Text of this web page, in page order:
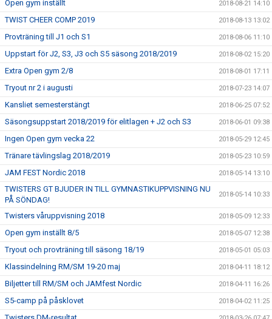
Open gym inställt 2018-08-21 14:10
TWIST CHEER COMP 2019 2018-08-13 13:02
Provträning till J1 och S1 2018-08-06 11:10
Uppstart för J2, S3, J3 och S5 säsong 2018/2019 2018-08-02 15:20
Extra Open gym 2/8 2018-08-01 17:11
Tryout nr 2 i augusti 2018-07-23 14:07
Kansliet semesterstängt 2018-06-25 07:52
Säsongsuppstart 2018/2019 för elitlagen + J2 och S3 2018-06-01 09:38
Ingen Open gym vecka 22 2018-05-29 12:45
Tränare tävlingslag 2018/2019 2018-05-23 10:59
JAM FEST Nordic 2018 2018-05-14 13:10
TWISTERS GT BJUDER IN TILL GYMNASTIKUPPVISNING NU
PÅ SÖNDAG!
2018-05-14 10:33
Twisters våruppvisning 2018 2018-05-09 12:33
Open gym inställt 8/5 2018-05-07 12:38
Tryout och provträning till säsong 18/19 2018-05-01 05:03
Klassindelning RM/SM 19-20 maj 2018-04-11 18:12
Biljetter till RM/SM och JAMfest Nordic 2018-04-11 16:26
S5-camp på påsklovet 2018-04-02 11:25